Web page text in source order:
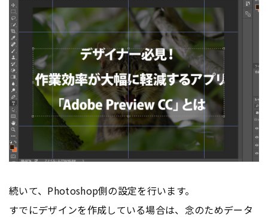
続いて、Photoshop側の設定を行います。
すでにデザインを作成している場合は、念のためデータ